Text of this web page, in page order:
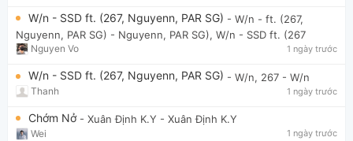
W/n - SSD ft. (267, Nguyenn, PAR SG) - W/n - ft. (267,
Nguyenn, PAR SG) - Nguyenn, PAR SG), W/n - SSD ft. (267
Nguyen Vo 1 ngày trước
W/n - SSD ft. (267, Nguyenn, PAR SG) - W/n, 267 - W/n
Thanh 1 ngày trước
Chớm Nở - Xuân Định K.Y - Xuân Định K.Y
Wei 1 ngày trước